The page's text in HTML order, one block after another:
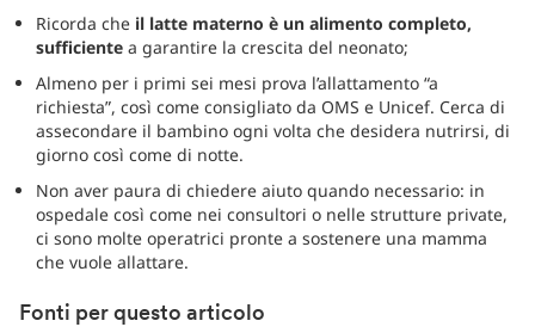
Ricorda che il latte materno è un alimento completo,
sufficiente a garantire la crescita del neonato;
Almeno per i primi sei mesi prova l’allattamento “a
richiesta”, così come consigliato da OMS e Unicef. Cerca di
assecondare il bambino ogni volta che desidera nutrirsi, di
giorno così come di notte.
Non aver paura di chiedere aiuto quando necessario: in
ospedale così come nei consultori o nelle strutture private,
ci sono molte operatrici pronte a sostenere una mamma
che vuole allattare.
Fonti per questo articolo